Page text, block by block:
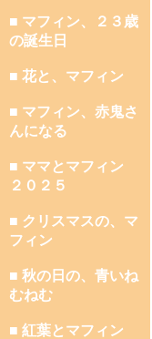
■ マフィン、２３歳
の誕生日
■ 花と、マフィン
■ マフィン、赤鬼さ
んになる
■ ママとマフィン
２０２５
■ クリスマスの、マ
フィン
■ 秋の日の、青いね
むねむ
■ 紅葉とマフィン